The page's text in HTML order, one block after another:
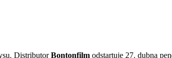
DistributorBontonfilm odstartuje 27. dubna